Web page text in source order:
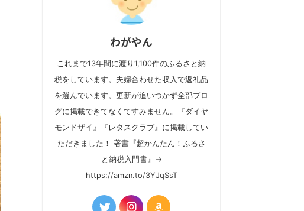
わがやん
これまで13年間に渡り1,100件のふるさと納
税をしています。夫婦合わせた収入で返礼品
を選んでいます。更新が追いつかず全部ブロ
グに掲載できてなくてすみません。『ダイヤ
モンドザイ』『レタスクラブ』に掲載してい
ただきました！ 著書『超かんたん！ふるさ
と納税入門書』→
https://amzn.to/3YJqSsT